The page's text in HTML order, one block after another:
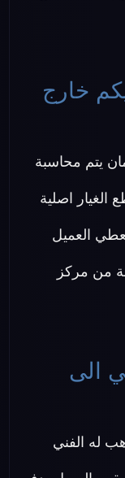
خارج
يتم محاسبة
الغيار اصلية
نعطي العميل
من مركز
الى
له الفني